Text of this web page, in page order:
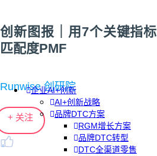
企业AI+创新
AI+创新战略
品牌DTC方案
RGM增长方案
品牌DTC转型
DTC全渠道零售
创新图报｜用7个关键指
匹配度PMF
Runwise 创研院
+ 关注